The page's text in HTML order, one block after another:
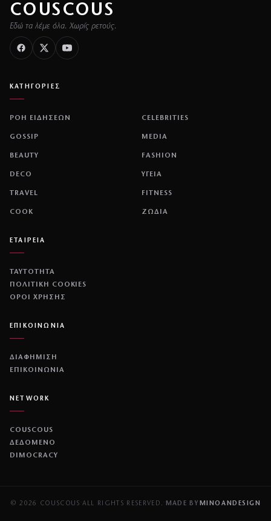
COUSCOUS
Εδώ τα λέμε όλα. Χωρίς ρετούς.
ΚΑΤΗΓΟΡΙΕΣ
ΡΟΗ ΕΙΔΗΣΕΩΝ CELEBRITIES
GOSSIP MEDIA
BEAUTY FASHION
DECO ΥΓΕΙΑ
TRAVEL FITNESS
COOK ΖΩΔΙΑ
ΕΤΑΙΡΕΙΑ
ΤΑΥΤΟΤΗΤΑ
ΠΟΛΙΤΙΚΉ COOKIES
ΌΡΟΙ ΧΡΉΣΗΣ
ΕΠΙΚΟΙΝΩΝΙΑ
ΔΙΑΦΗΜΙΣΗ
ΕΠΙΚΟΙΝΩΝΙΑ
NETWORK
COUSCOUS
ΔΕΔΟΜΕΝΟ
DIMOCRACY
© 2026 COUSCOUS ALL RIGHTS RESERVED. MADE BY MINOANDESIGN